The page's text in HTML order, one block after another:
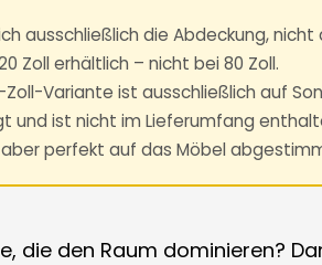
ausschließlich die Abdeckung, nicht
Zoll erhältlich – nicht bei 80 Zoll.
Zoll-Variante ist ausschließlich auf
und ist nicht im Lieferumfang
perfekt auf das Möbel
die den Raum dominieren?